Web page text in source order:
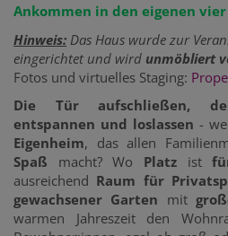
Ankommen in den eigenen
Hinweis: Das Haus wurde zur
eingerichtet und wird unmöbliert
Fotos und virtuelles Staging:
Die Tür aufschließen,
entspannen und loslassen -
Eigenheim, das allen
Spaß macht? Wo Platz ist
ausreichend Raum für
gewachsener Garten mit
warmen Jahreszeit den